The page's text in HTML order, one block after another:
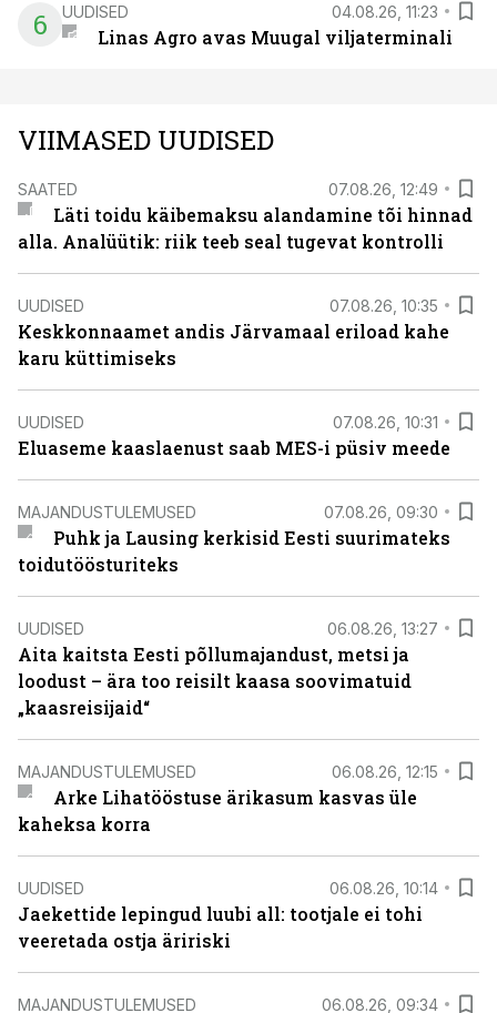
6 UUDISED 04.08.26, 11:23
Linas Agro avas Muugal viljaterminali
VIIMASED UUDISED
SAATED 07.08.26, 12:49
Läti toidu käibemaksu alandamine tõi hinnad
alla. Analüütik: riik teeb seal tugevat kontrolli
UUDISED 07.08.26, 10:35
Keskkonnaamet andis Järvamaal eriload kahe
karu küttimiseks
UUDISED 07.08.26, 10:31
Eluaseme kaaslaenust saab MES-i püsiv meede
MAJANDUSTULEMUSED 07.08.26, 09:30
Puhk ja Lausing kerkisid Eesti suurimateks
toidutöösturiteks
UUDISED 06.08.26, 13:27
Aita kaitsta Eesti põllumajandust, metsi ja
loodust – ära too reisilt kaasa soovimatuid
„kaasreisijaid“
MAJANDUSTULEMUSED 06.08.26, 12:15
Arke Lihatööstuse ärikasum kasvas üle
kaheksa korra
UUDISED 06.08.26, 10:14
Jaekettide lepingud luubi all: tootjale ei tohi
veeretada ostja äririski
MAJANDUSTULEMUSED 06.08.26, 09:34